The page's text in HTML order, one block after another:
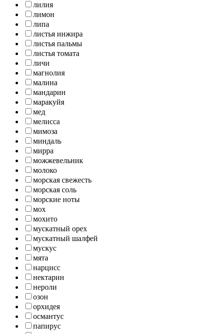
лилия
лимон
липа
листья инжира
листья пальмы
листья томата
личи
магнолия
малина
мандарин
маракуйя
мед
мелисса
мимоза
миндаль
мирра
можжевельник
молоко
морская свежесть
морская соль
морские ноты
мох
мохито
мускатный орех
мускатный шалфей
мускус
мята
нарцисс
нектарин
нероли
озон
орхидея
османтус
папирус